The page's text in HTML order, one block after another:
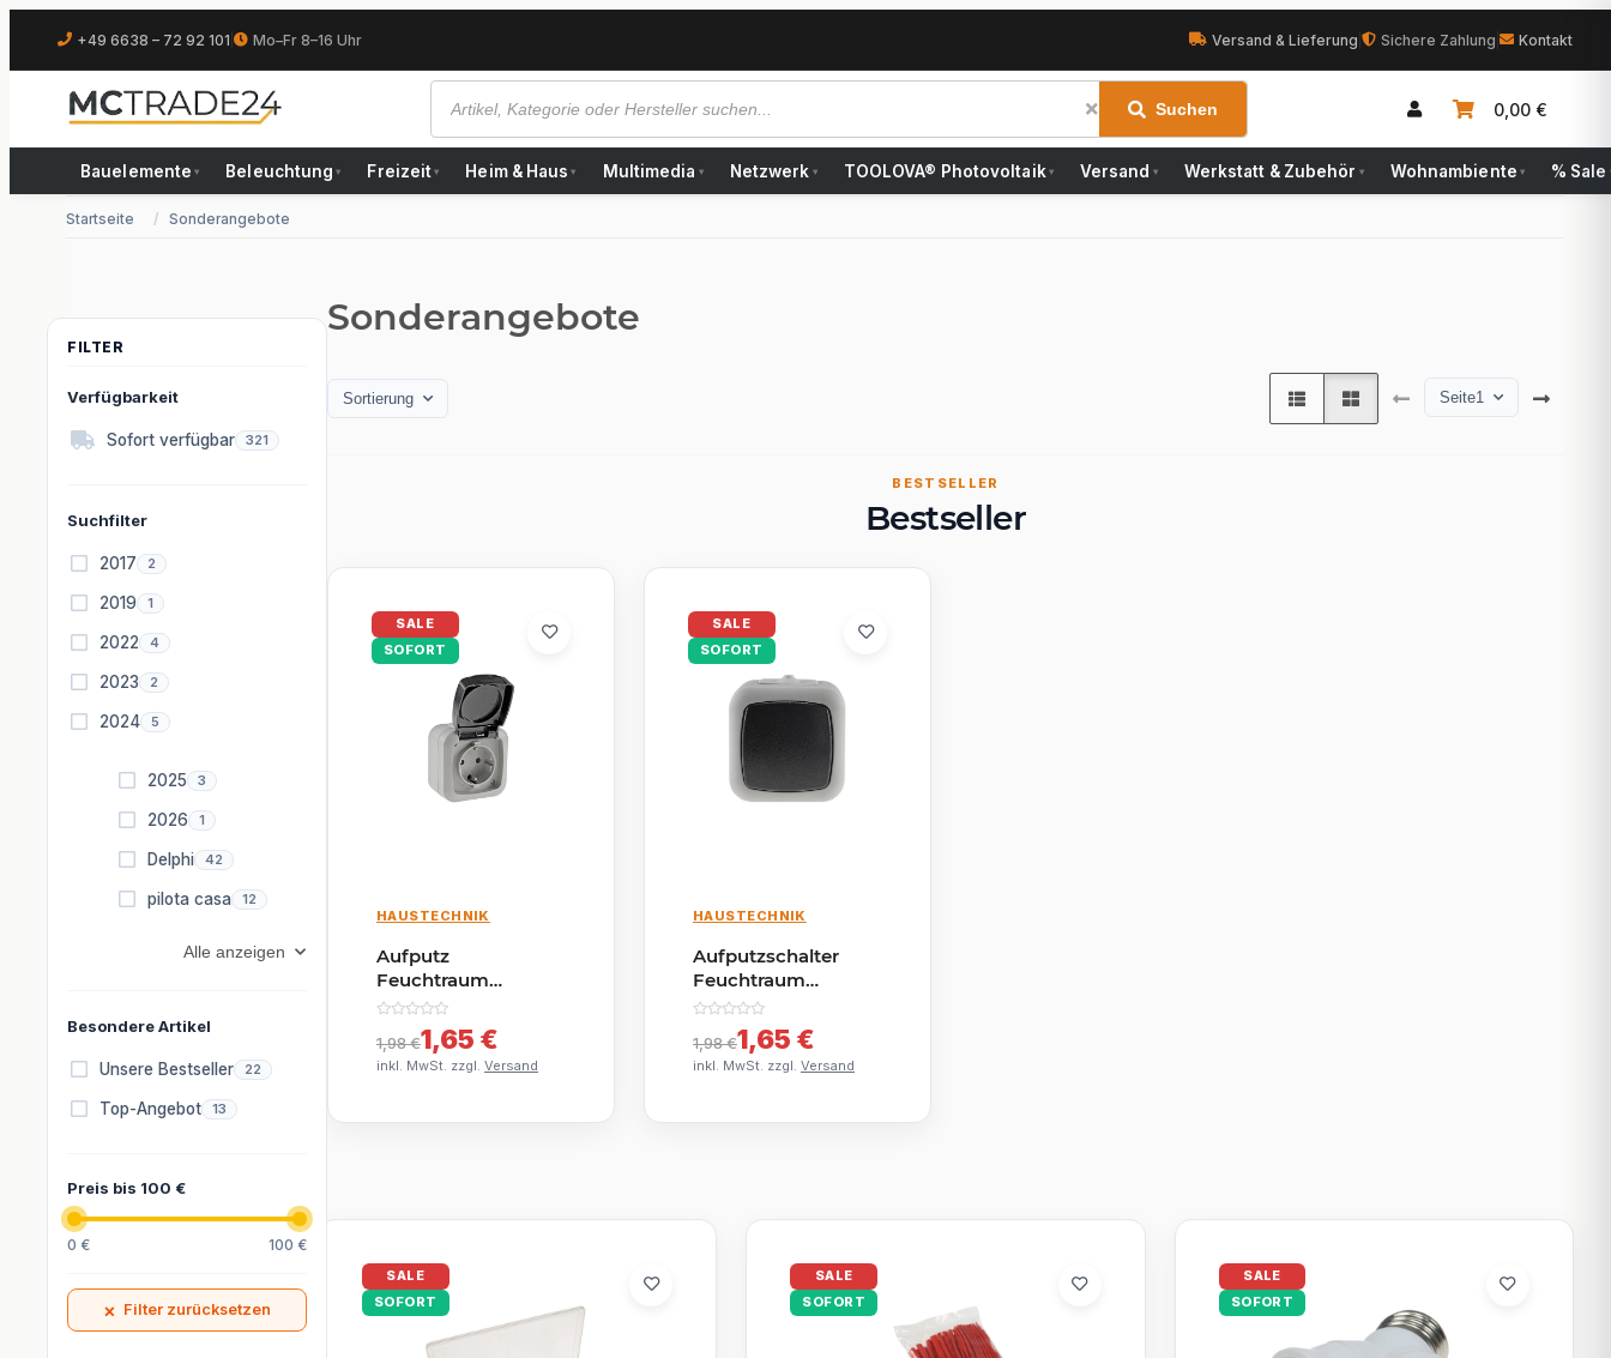
+49 6638 – 72 92 101 Mo–Fr 8–16 Uhr Versand & Lieferung Sichere Zahlung Kontakt
Suchen 0,00 €
Bauelemente ▾ Beleuchtung ▾ Freizeit ▾ Heim & Haus ▾ Multimedia ▾ Netzwerk ▾ TOOLOVA® Photovoltaik ▾ Versand ▾ Werkstatt & Zubehör ▾ Wohnambiente ▾ % Sale
Startseite Sonderangebote
Sonderangebote
Sortierung Seite1
BESTSELLER
Bestseller
SALE
SOFORT
HAUSTECHNIK
Aufputz
Feuchtraum
Steckdose IP44
250V
Aussensteckdose
mit Klappdeckel
Steckdose für
1,98 €1,65 €
inkl. MwSt. zzgl. Versand
SALE
SOFORT
HAUSTECHNIK
Aufputzschalter
Feuchtraum
Wechselschalter
IP44 250V 10A AP-
Schalter für Keller
Garage Innen
Anthrazit
1,98 €1,65 €
inkl. MwSt. zzgl. Versand
SALE
SOFORT
SALE
SOFORT
SALE
SOFORT
Verfügbarkeit
Sofort verfügbar 321 Artikel gefunden
Suchfilter
2017 2 Artikel gefunden
2019 1 Artikel gefunden
2022 4 Artikel gefunden
2023 2 Artikel gefunden
2024 5 Artikel gefunden
2025 3 Artikel gefunden
2026 1 Artikel gefunden
Delphi 42 Artikel gefunden
pilota casa 12 Artikel gefunden
Alle anzeigen
Besondere Artikel
Unsere Bestseller 22 Artikel gefunden
Top-Angebot 13 Artikel gefunden
Preis bis 100 €
0 € 100 €
× Filter zurücksetzen